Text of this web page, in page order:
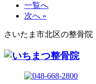
一覧へ
次へ »
さいたま市北区の整骨院